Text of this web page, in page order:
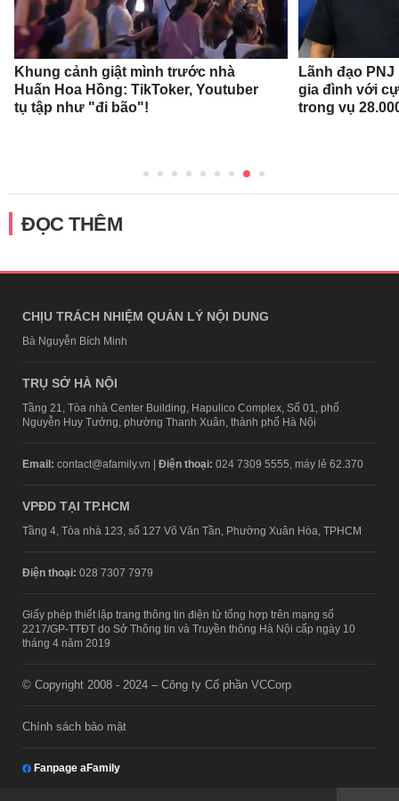
Khung cảnh giật mình trước nhà
Huấn Hoa Hồng: TikToker, Youtuber
tụ tập như "đi bão"!
Lãnh đạo
gia đình với
trong vụ
ĐỌC THÊM
CHỊU TRÁCH NHIỆM QUẢN LÝ NỘI DUNG
Bà Nguyễn Bích Minh
TRỤ SỞ HÀ NỘI
Tầng 21, Tòa nhà Center Building, Hapulico Complex, Số 01, phố
Nguyễn Huy Tưởng, phường Thanh Xuân, thành phố Hà Nội
Email: contact@afamily.vn | Điện thoại: 024 7309 5555, máy lẻ 62.370
VPĐD TẠI TP.HCM
Tầng 4, Tòa nhà 123, số 127 Võ Văn Tần, Phường Xuân Hòa, TPHCM
Điện thoại: 028 7307 7979
Giấy phép thiết lập trang thông tin điện tử tổng hợp trên mạng số
2217/GP-TTĐT do Sở Thông tin và Truyền thông Hà Nội cấp ngày 10
tháng 4 năm 2019
© Copyright 2008 - 2024 – Công ty Cổ phần VCCorp
Chính sách bảo mật
Fanpage aFamily